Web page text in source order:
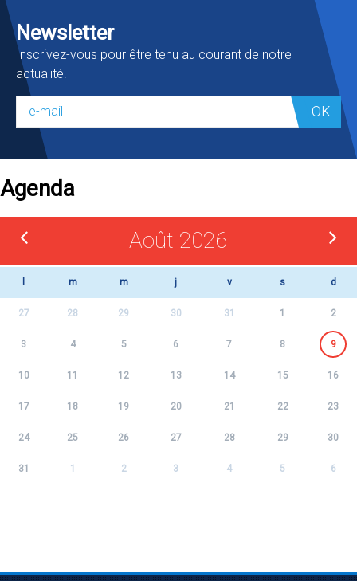
Newsletter
Inscrivez-vous pour être tenu au courant de notre
actualité.
OK
Agenda
Août 2026
m m j v s d
27 28 29 30 31 1 2
3 4 5 6 7 8 9
10 11 12 13 14 15 16
17 18 19 20 21 22 23
24 25 26 27 28 29 30
31 1 2 3 4 5 6